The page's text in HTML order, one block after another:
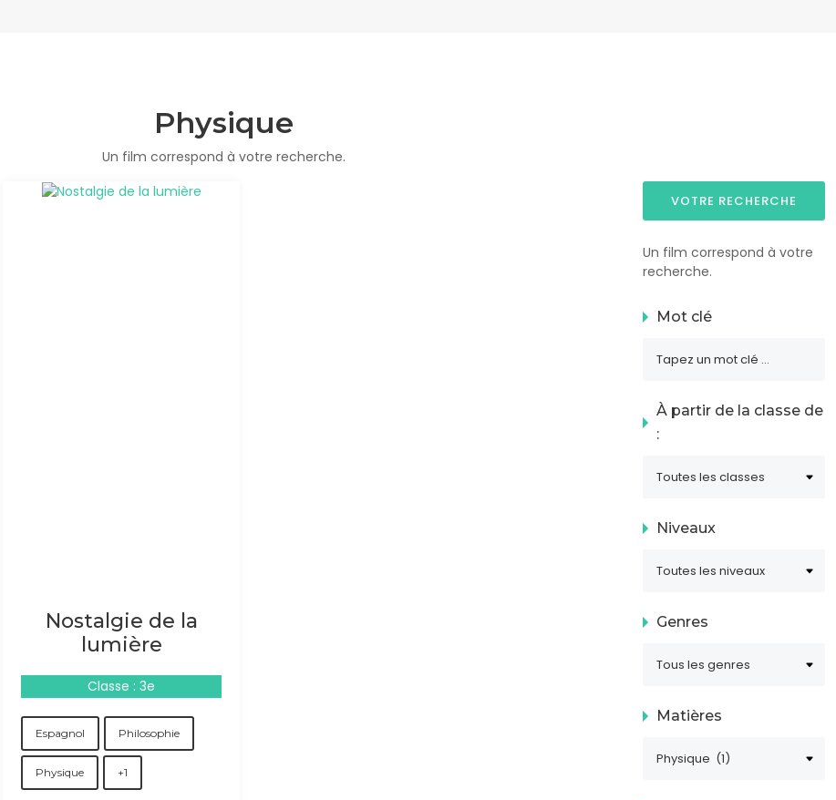
Physique
Un film correspond à votre recherche.
Nostalgie de la
lumière
Classe : 3e
Espagnol Philosophie
Physique +1
VOTRE RECHERCHE
Un film correspond à votre
recherche.
Mot clé
À partir de la classe de
:
Niveaux
Genres
Matières